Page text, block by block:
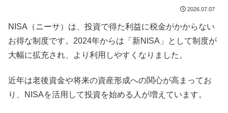
2026.07.07
NISA（ニーサ）は、投資で得た利益に税金がかからない
お得な制度です。2024年からは「新NISA」として制度が
大幅に拡充され、より利用しやすくなりました。
近年は老後資金や将来の資産形成への関心が高まってお
り、NISAを活用して投資を始める人が増えています。